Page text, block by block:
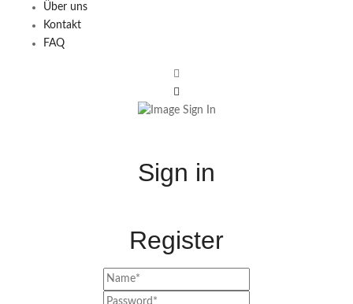
Über uns
Kontakt
FAQ
Sign in
Register